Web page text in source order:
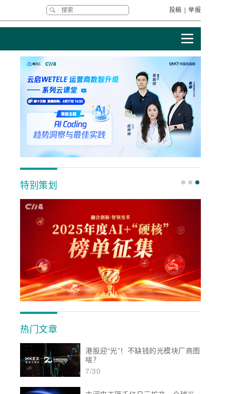
投稿 | 举报
特别策划
热门文章
港股迎“光”！不缺钱的光模块厂商图
啥？
7/30